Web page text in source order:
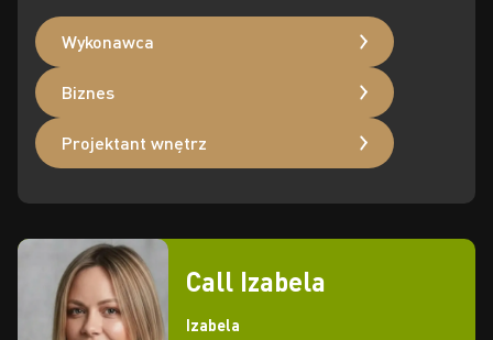
Wykonawca
Biznes
Projektant wnętrz
Call Izabela
Izabela